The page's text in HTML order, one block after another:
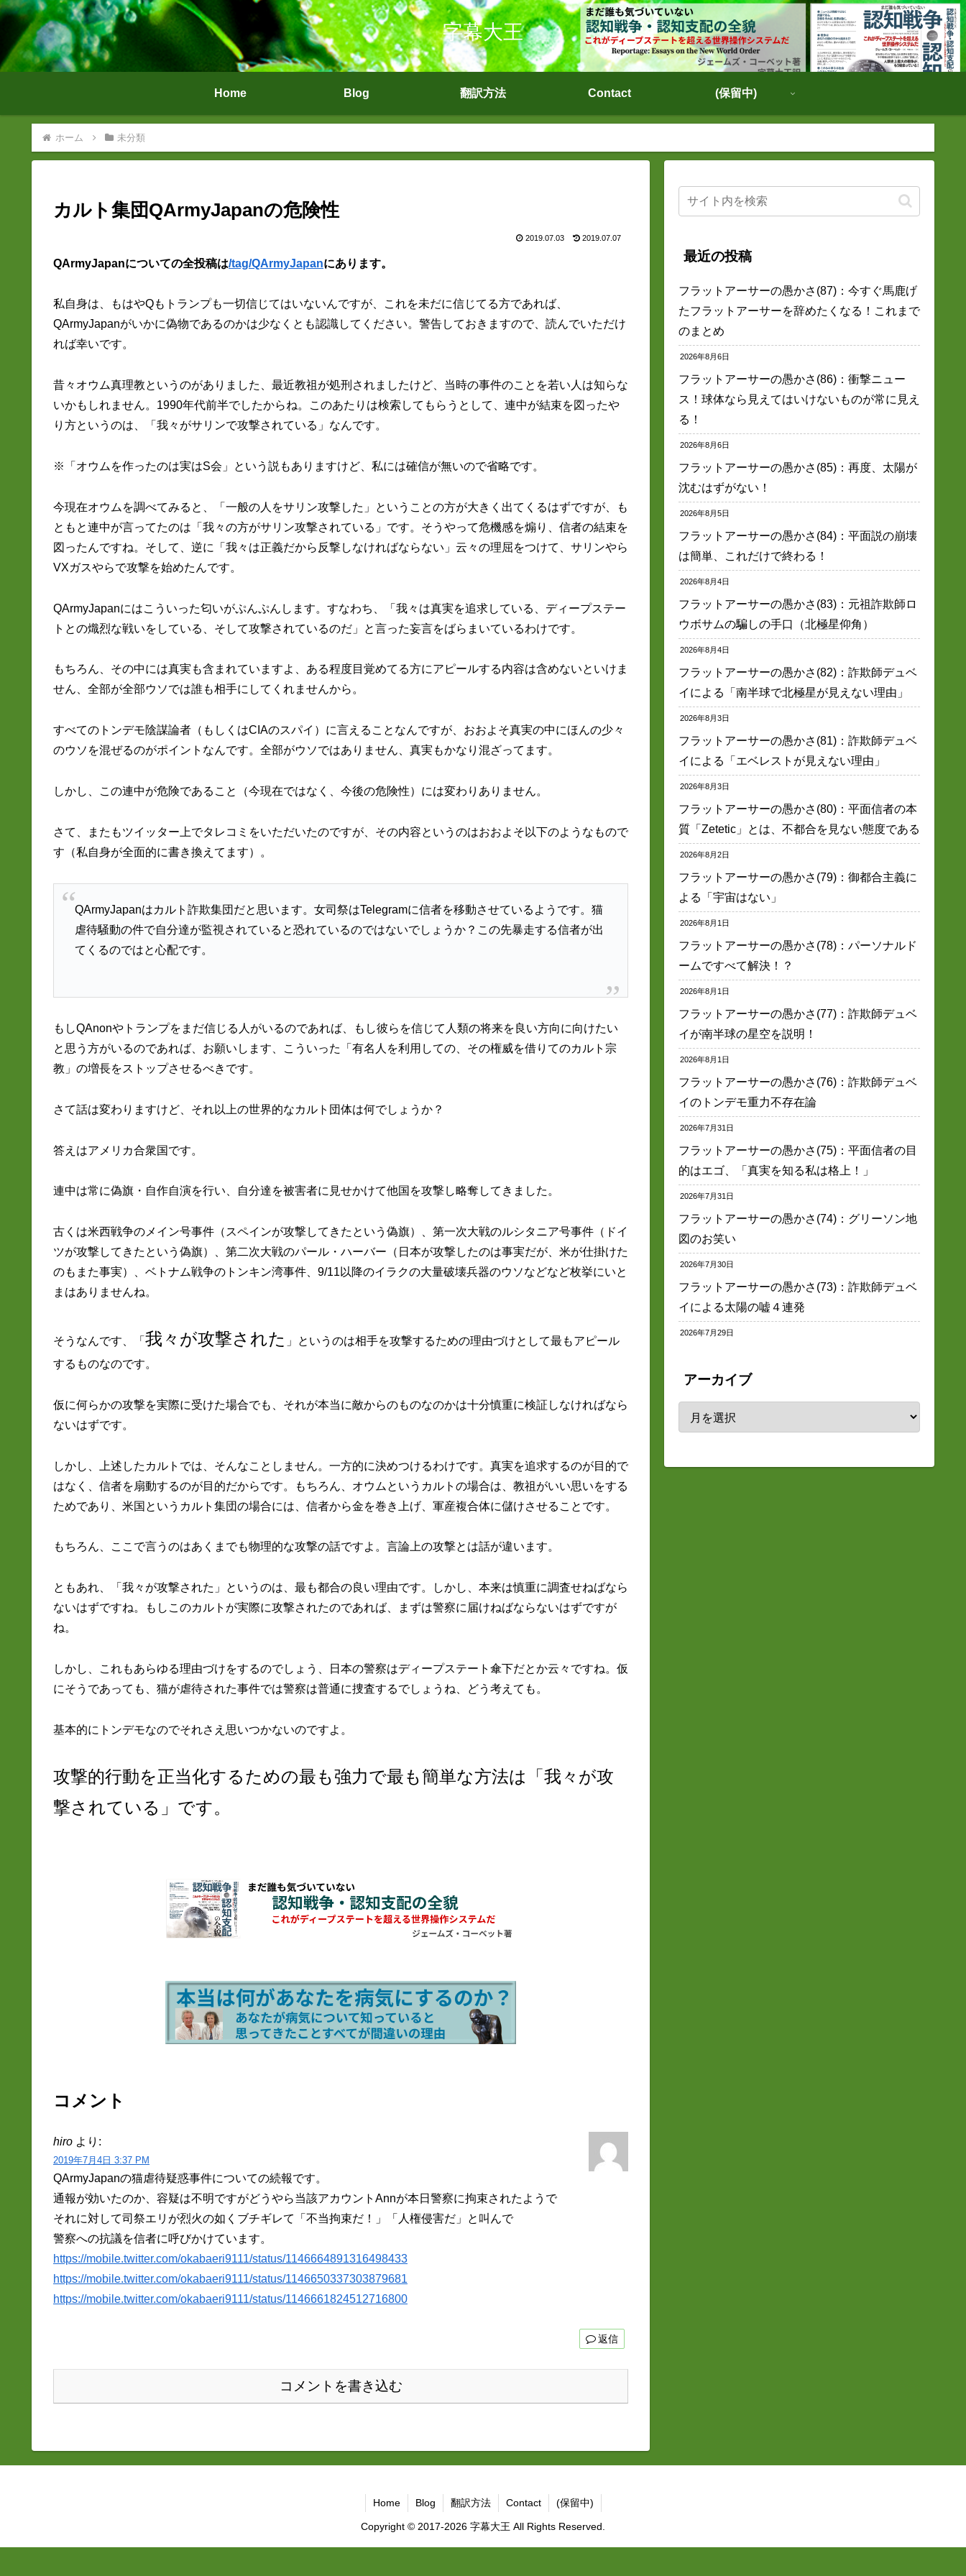
字幕大王
Home Blog 翻訳方法 Contact (保留中)
ホーム 未分類
カルト集団QArmyJapanの危険性
2019.07.03 2019.07.07
QArmyJapanについての全投稿は/tag/QArmyJapanにあります。
私自身は、もはやQもトランプも一切信じてはいないんですが、これを未だに信じてる方であれば、
QArmyJapanがいかに偽物であるのかは少なくとも認識してください。警告しておきますので、読んでいただけ
れば幸いです。
昔々オウム真理教というのがありました、最近教祖が処刑されましたけど、当時の事件のことを若い人は知らな
いかもしれません。1990年代前半でしたからね。このあたりは検索してもらうとして、連中が結束を図ったや
り方というのは、「我々がサリンで攻撃されている」なんです。
※「オウムを作ったのは実はS会」という説もありますけど、私には確信が無いので省略です。
今現在オウムを調べてみると、「一般の人をサリン攻撃した」ということの方が大きく出てくるはずですが、も
ともと連中が言ってたのは「我々の方がサリン攻撃されている」です。そうやって危機感を煽り、信者の結束を
図ったんですね。そして、逆に「我々は正義だから反撃しなければならない」云々の理屈をつけて、サリンやら
VXガスやらで攻撃を始めたんです。
QArmyJapanにはこういった匂いがぷんぷんします。すなわち、「我々は真実を追求している、ディープステー
トとの熾烈な戦いをしている、そして攻撃されているのだ」と言った妄言をばらまいているわけです。
もちろん、その中には真実も含まれていますよ、ある程度目覚めてる方にアピールする内容は含めないといけま
せん、全部が全部ウソでは誰も相手にしてくれませんから。
すべてのトンデモ陰謀論者（もしくはCIAのスパイ）に言えることなんですが、おおよそ真実の中にほんの少々
のウソを混ぜるのがポイントなんです。全部がウソではありません、真実もかなり混ざってます。
しかし、この連中が危険であること（今現在ではなく、今後の危険性）には変わりありません。
さて、またもツイッター上でタレコミをいただいたのですが、その内容というのはおおよそ以下のようなもので
す（私自身が全面的に書き換えてます）。
QArmyJapanはカルト詐欺集団だと思います。女司祭はTelegramに信者を移動させているようです。猫
虐待騒動の件で自分達が監視されていると恐れているのではないでしょうか？この先暴走する信者が出
てくるのではと心配です。
もしQAnonやトランプをまだ信じる人がいるのであれば、もし彼らを信じて人類の将来を良い方向に向けたい
と思う方がいるのであれば、お願いします、こういった「有名人を利用しての、その権威を借りてのカルト宗
教」の増長をストップさせるべきです。
さて話は変わりますけど、それ以上の世界的なカルト団体は何でしょうか？
答えはアメリカ合衆国です。
連中は常に偽旗・自作自演を行い、自分達を被害者に見せかけて他国を攻撃し略奪してきました。
古くは米西戦争のメイン号事件（スペインが攻撃してきたという偽旗）、第一次大戦のルシタニア号事件（ドイ
ツが攻撃してきたという偽旗）、第二次大戦のパール・ハーバー（日本が攻撃したのは事実だが、米が仕掛けた
のもまた事実）、ベトナム戦争のトンキン湾事件、9/11以降のイラクの大量破壊兵器のウソなどなど枚挙にいと
まはありませんね。
そうなんです、「 我々が攻撃された 」というのは相手を攻撃するための理由づけとして最もアピール
するものなのです。
仮に何らかの攻撃を実際に受けた場合でも、それが本当に敵からのものなのかは十分慎重に検証しなければなら
ないはずです。
しかし、上述したカルトでは、そんなことしません。一方的に決めつけるわけです。真実を追求するのが目的で
はなく、信者を扇動するのが目的だからです。もちろん、オウムというカルトの場合は、教祖がいい思いをする
ためであり、米国というカルト集団の場合には、信者から金を巻き上げ、軍産複合体に儲けさせることです。
もちろん、ここで言うのはあくまでも物理的な攻撃の話ですよ。言論上の攻撃とは話が違います。
ともあれ、「我々が攻撃された」というのは、最も都合の良い理由です。しかし、本来は慎重に調査せねばなら
ないはずですね。もしこのカルトが実際に攻撃されたのであれば、まずは警察に届けねばならないはずですが
ね。
しかし、これもあらゆる理由づけをするのでしょう、日本の警察はディープステート傘下だとか云々ですね。仮
にそうであっても、猫が虐待された事件では警察は普通に捜査するでしょうね、どう考えても。
基本的にトンデモなのでそれさえ思いつかないのですよ。
攻撃的行動を正当化するための最も強力で最も簡単な方法は「我々が攻
撃されている」です。
コメント
hiro より:
2019年7月4日 3:37 PM
QArmyJapanの猫虐待疑惑事件についての続報です。
通報が効いたのか、容疑は不明ですがどうやら当該アカウントAnnが本日警察に拘束されたようで
それに対して司祭エリが烈火の如くブチギレて「不当拘束だ！」「人権侵害だ」と叫んで
警察への抗議を信者に呼びかけています。
https://mobile.twitter.com/okabaeri9111/status/1146664891316498433
https://mobile.twitter.com/okabaeri9111/status/1146650337303879681
https://mobile.twitter.com/okabaeri9111/status/1146661824512716800
返信
コメントを書き込む
最近の投稿
フラットアーサーの愚かさ(87)：今すぐ馬鹿げ
たフラットアーサーを辞めたくなる！これまで
のまとめ
2026年8月6日
フラットアーサーの愚かさ(86)：衝撃ニュー
ス！球体なら見えてはいけないものが常に見え
る！
2026年8月6日
フラットアーサーの愚かさ(85)：再度、太陽が
沈むはずがない！
2026年8月5日
フラットアーサーの愚かさ(84)：平面説の崩壊
は簡単、これだけで終わる！
2026年8月4日
フラットアーサーの愚かさ(83)：元祖詐欺師ロ
ウボサムの騙しの手口（北極星仰角）
2026年8月4日
フラットアーサーの愚かさ(82)：詐欺師デュベ
イによる「南半球で北極星が見えない理由」
2026年8月3日
フラットアーサーの愚かさ(81)：詐欺師デュベ
イによる「エベレストが見えない理由」
2026年8月3日
フラットアーサーの愚かさ(80)：平面信者の本
質「Zetetic」とは、不都合を見ない態度である
2026年8月2日
フラットアーサーの愚かさ(79)：御都合主義に
よる「宇宙はない」
2026年8月1日
フラットアーサーの愚かさ(78)：パーソナルド
ームですべて解決！？
2026年8月1日
フラットアーサーの愚かさ(77)：詐欺師デュベ
イが南半球の星空を説明！
2026年8月1日
フラットアーサーの愚かさ(76)：詐欺師デュベ
イのトンデモ重力不存在論
2026年7月31日
フラットアーサーの愚かさ(75)：平面信者の目
的はエゴ、「真実を知る私は格上！」
2026年7月31日
フラットアーサーの愚かさ(74)：グリーソン地
図のお笑い
2026年7月30日
フラットアーサーの愚かさ(73)：詐欺師デュベ
イによる太陽の嘘４連発
2026年7月29日
アーカイブ
Home Blog 翻訳方法 Contact (保留中)
Copyright © 2017-2026 字幕大王 All Rights Reserved.